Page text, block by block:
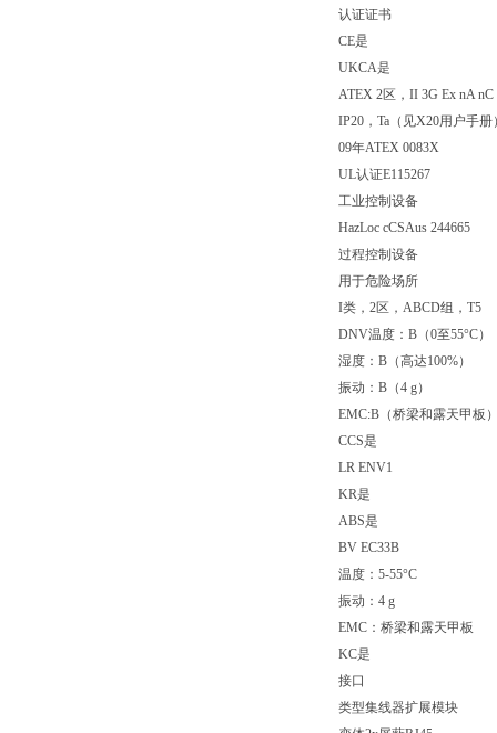
认证证书
CE是
UKCA是
ATEX 2区，II 3G Ex nA
IP20，Ta（见X20用户手册
09年ATEX 0083X
UL认证E115267
工业控制设备
HazLoc cCSAus 244665
过程控制设备
用于危险场所
I类，2区，ABCD组，T5
DNV温度：B（0至55°C）
湿度：B（高达100%）
振动：B（4 g）
EMC:B（桥梁和露天甲板
CCS是
LR ENV1
KR是
ABS是
BV EC33B
温度：5-55°C
振动：4 g
EMC：桥梁和露天甲板
KC是
接口
类型集线器扩展模块